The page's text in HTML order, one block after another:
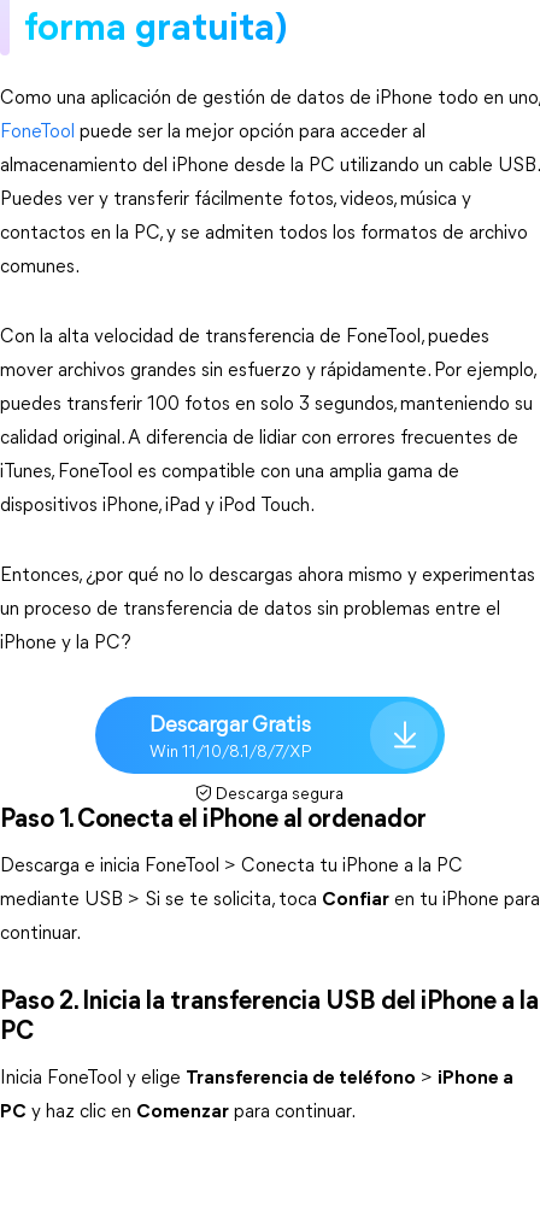
forma gratuita)
Como una aplicación de gestión de datos de iPhone todo en uno,
FoneTool puede ser la mejor opción para acceder al
almacenamiento del iPhone desde la PC utilizando un cable USB.
Puedes ver y transferir fácilmente fotos, videos, música y
contactos en la PC, y se admiten todos los formatos de archivo
comunes.
Con la alta velocidad de transferencia de FoneTool, puedes
mover archivos grandes sin esfuerzo y rápidamente. Por ejemplo,
puedes transferir 100 fotos en solo 3 segundos, manteniendo su
calidad original. A diferencia de lidiar con errores frecuentes de
iTunes, FoneTool es compatible con una amplia gama de
dispositivos iPhone, iPad y iPod Touch.
Entonces, ¿por qué no lo descargas ahora mismo y experimentas
un proceso de transferencia de datos sin problemas entre el
iPhone y la PC?
Descargar Gratis
Win 11/10/8.1/8/7/XP
Descarga segura
Paso 1. Conecta el iPhone al ordenador
Descarga e inicia FoneTool > Conecta tu iPhone a la PC
mediante USB > Si se te solicita, toca Confiar en tu iPhone para
continuar.
Paso 2. Inicia la transferencia USB del iPhone a la
PC
Inicia FoneTool y elige Transferencia de teléfono > iPhone a
PC y haz clic en Comenzar para continuar.